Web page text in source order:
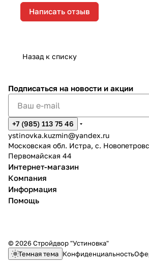
Написать отзыв
Назад к списку
Подписаться на новости и акции
+7 (985) 113 75 46
ystinovka.kuzmin@yandex.ru
Московская обл. Истра, с.
Первомайская 44
Интернет-магазин
Компания
Информация
Помощь
© 2026 Стройдвор "Устиновка"
Темная тема Конфиденциальность